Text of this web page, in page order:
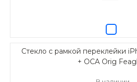
Стекло с рамкой переклейки
+ OCA Orig